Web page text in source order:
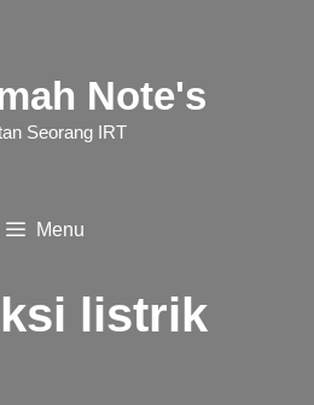
Note's
Seorang IRT
Menu
listrik